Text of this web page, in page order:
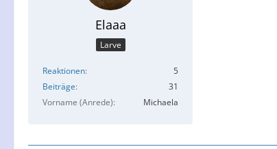
Elaaa
Larve
Reaktionen
5
Beiträge
31
Vorname (Anrede)
Michaela